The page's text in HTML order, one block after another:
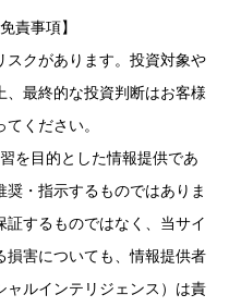
責事項】
スクがあります。投資対象や
最終的な投資判断はお客様
ください。
を目的とした情報提供であ
奨・指示するものではありま
するものではなく、当サイ
損害についても、情報提供者
ャルインテリジェンス）は責